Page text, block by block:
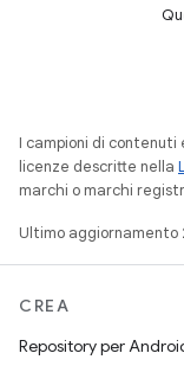
I campioni di contenuti
licenze descritte nella
marchi o marchi
Ultimo
CREA
Repository per